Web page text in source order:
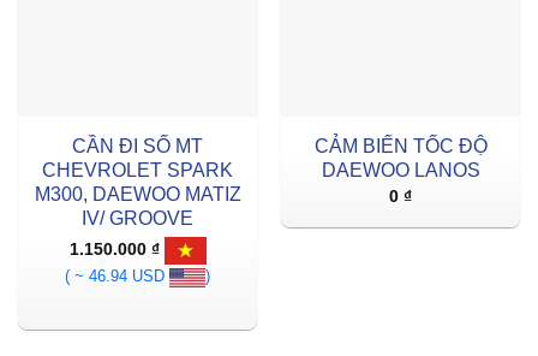
CẦN ĐI SỐ MT
CHEVROLET SPARK
M300, DAEWOO MATIZ
IV/ GROOVE
1.150.000 ₫
( ~ 46.94 USD
)
CẢM BIẾN TỐC ĐỘ
DAEWOO LANOS
0 ₫